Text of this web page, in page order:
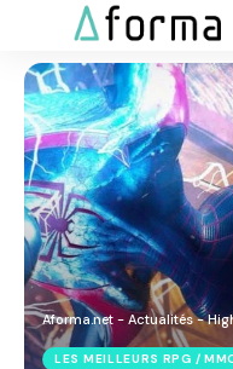
Aforma.net - Actualités -
LES MEILLEURS RPG /